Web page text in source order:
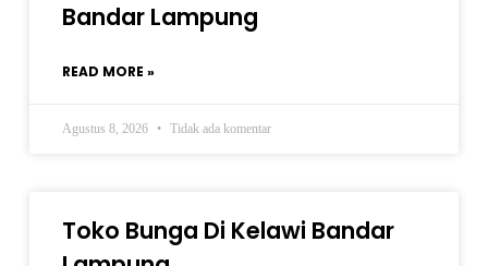
Bandar Lampung
READ MORE »
Agustus 8, 2026 Tidak ada komentar
Toko Bunga Di Kelawi Bandar